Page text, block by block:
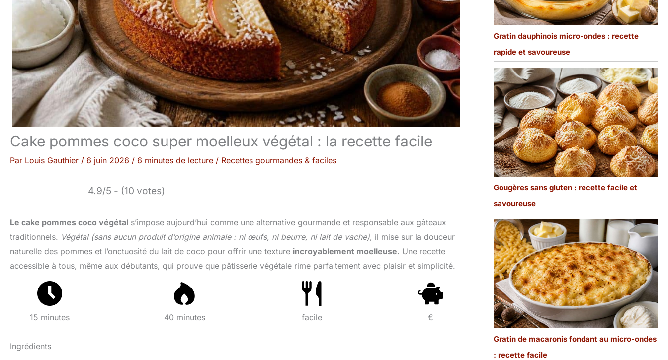
Cake pommes coco super moelleux végétal : la recette facile
Par Louis Gauthier / 6 juin 2026 / 6 minutes de lecture / Recettes gourmandes & faciles
4.9/5 - (10 votes)
Le cake pommes coco végétal s’impose aujourd’hui comme une alternative gourmande et responsable aux gâteaux
traditionnels. Végétal (sans aucun produit d’origine animale : ni œufs, ni beurre, ni lait de vache), il mise sur la douceur
naturelle des pommes et l’onctuosité du lait de coco pour offrir une texture incroyablement moelleuse. Une recette
accessible à tous, même aux débutants, qui prouve que pâtisserie végétale rime parfaitement avec plaisir et simplicité.
15 minutes 40 minutes facile €
Ingrédients
Gratin dauphinois micro-ondes : recette
rapide et savoureuse
Gougères sans gluten : recette facile et
savoureuse
Gratin de macaronis fondant au micro-ondes
: recette facile